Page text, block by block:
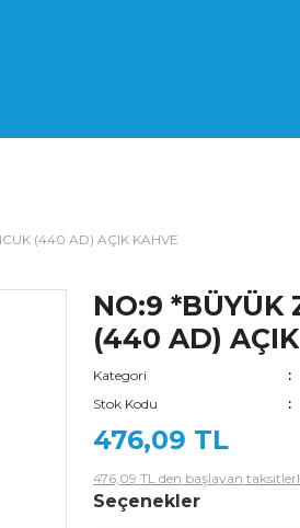
(440 AD) AÇIK KAHVE
NO:9 *BÜYÜK
(440 AD)
Kategori
Stok Kodu
476,09 TL
476,09 TL den başlayan
Seçenekler